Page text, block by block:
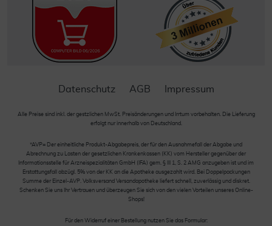
Datenschutz AGB Impressum
Alle Preise sind inkl. der gestzlichen MwSt. Preisänderungen und Irrtum vorbehalten. Die Lieferung
erfolgt nur innerhalb von Deutschland.
*AVP= Der einheitliche Produkt-Abgabepreis, der für den Ausnahmefall der Abgabe und
Abrechnung zu Lasten der gesetzlichen Krankenkassen (KK) vom Hersteller gegenüber der
Informationsstelle für Arzneispezialitäten GmbH (IFA) gem. § III 1, S. 2 AMG anzugeben ist und im
Erstattungsfall abzügl. 5% von der KK an die Apotheke ausgezahlt wird. Bei Doppelpackungen
Summe der Einzel-AVP. Volksversand Versandapotheke liefert schnell, zuverlässig und diskret.
Schenken Sie uns Ihr Vertrauen und überzeugen Sie sich von den vielen Vorteilen unseres Online-
Shops!
Für den Widerruf einer Bestellung nutzen Sie das Formular: